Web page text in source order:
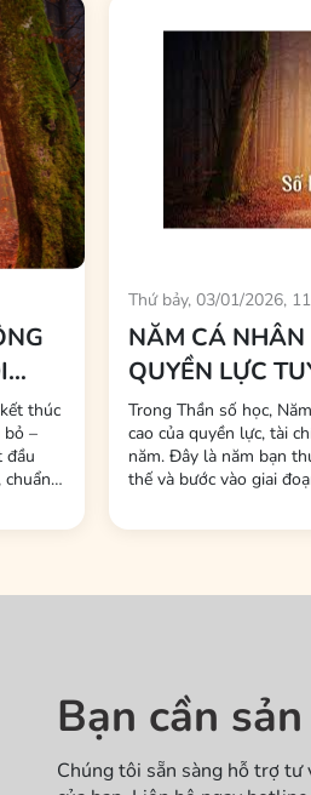
thúc
bỏ –
đầu
cá
Thứ bảy, 03/01/2026,
NĂM CÁ
QUYỀN LỰC
Trong Thần số học,
cao của quyền lực, tài
năm. Đây là năm bạn
thế và bước vào giai
kiếm tiền, mà còn thử
Bạn cần
Chúng tôi sẵn sàng hỗ trợ tư